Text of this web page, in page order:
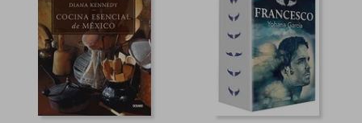
5%
dcto.
24,54 €
23,31 €
5%
dcto.